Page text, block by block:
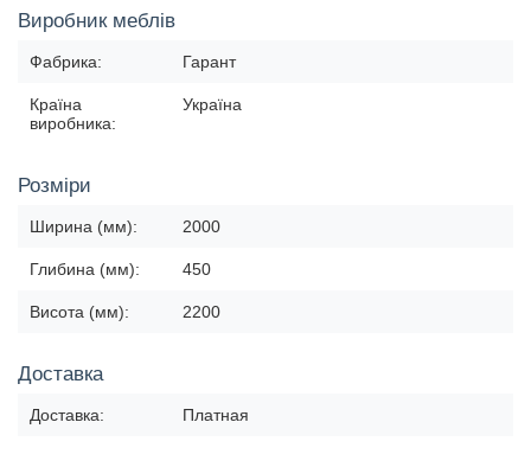
Виробник меблів
Фабрика: Гарант
Країна
виробника:
Україна
Розміри
Ширина (мм): 2000
Глибина (мм): 450
Висота (мм): 2200
Доставка
Доставка: Платная